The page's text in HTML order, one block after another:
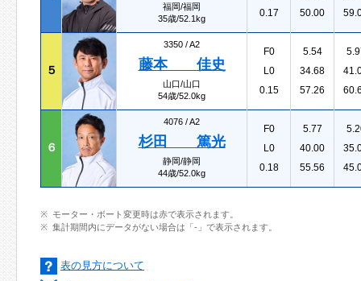
福岡/福岡
35歳/52.1kg
0.17
50.00
５
3350 /A2
藤本 佳史
山口/山口
54歳/52.0kg
F0
L0
0.15
5.54
34.68
57.26
６
4076 /A2
杉田 篤光
静岡/静岡
44歳/52.0kg
F0
L0
0.18
5.77
40.00
55.56
モーター・ボート変更時は赤で表示されます。
集計期間内にデータがない場合は「-」で表示されます。
表の見方について